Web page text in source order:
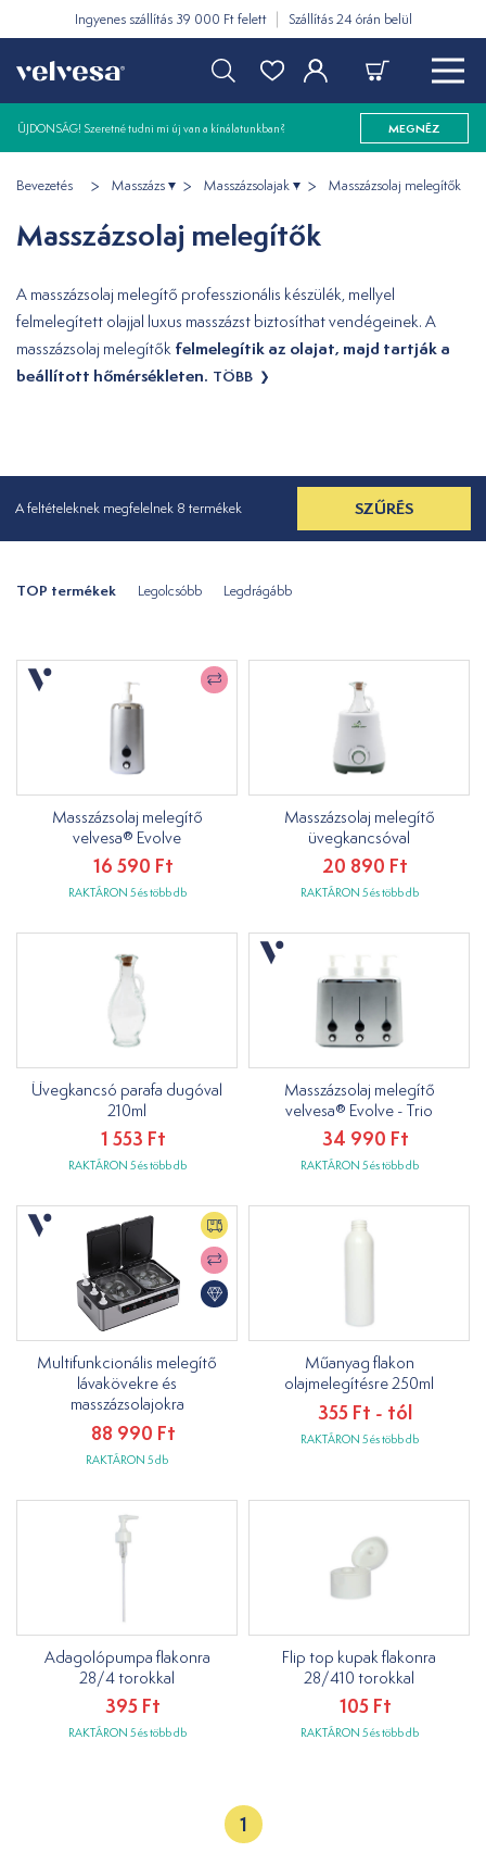
Ingyenes szállítás 39 000 Ft felett Szállítás 24 órán belül
ÚJDONSÁG! Szeretné tudni mi új van a kínálatunkban? MEGNÉZ
Bevezetés Masszázs Masszázsolajak Masszázsolaj melegítők
Masszázsolaj melegítők
A masszázsolaj melegítő professzionális készülék, mellyel
felmelegített olajjal luxus masszázst biztosíthat vendégeinek. A
masszázsolaj melegítők felmelegítik az olajat, majd tartják a
beállított hőmérsékleten. TÖBB
A feltételeknek megfelelnek 8 termékek SZŰRÉS
TOP termékek Legolcsóbb Legdrágább
Masszázsolaj melegítő
velvesa® Evolve
16 590 Ft
RAKTÁRON 5 és több db
Masszázsolaj melegítő
üvegkancsóval
20 890 Ft
RAKTÁRON 5 és több db
Üvegkancsó parafa dugóval
210ml
1 553 Ft
RAKTÁRON 5 és több db
Masszázsolaj melegítő
velvesa® Evolve - Trio
34 990 Ft
RAKTÁRON 5 és több db
Multifunkcionális melegítő
lávakövekre és
masszázsolajokra
88 990 Ft
RAKTÁRON 5 db
Műanyag flakon
olajmelegítésre 250ml
355 Ft - tól
RAKTÁRON 5 és több db
Adagolópumpa flakonra
28/4 torokkal
395 Ft
RAKTÁRON 5 és több db
Flip top kupak flakonra
28/410 torokkal
105 Ft
RAKTÁRON 5 és több db
1